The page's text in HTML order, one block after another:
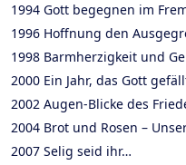
1994 Gott begegnen im
1996 Hoffnung den
1998 Barmherzigkeit und
2000 Ein Jahr, das Gott
2002 Augen-Blicke des
2004 Brot und Rosen –
2007 Selig seid ihr…